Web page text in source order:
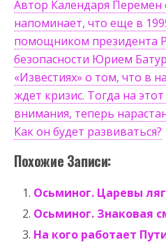
Автор Календаря Перемен
напоминает, что еще в
помощником президента
безопасности Юрием
«Известиях» о том, что в
ждет кризис. Тогда на
внимания, теперь
Как он будет развиваться?
Похожие Записи:
Осьминог. Царевы
Осьминог. Знаковая
На кого работает